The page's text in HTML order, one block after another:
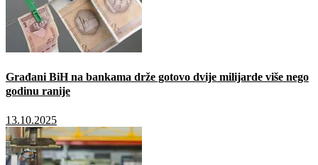
Građani BiH na bankama drže gotovo dvije milijarde više nego
godinu ranije
13.10.2025